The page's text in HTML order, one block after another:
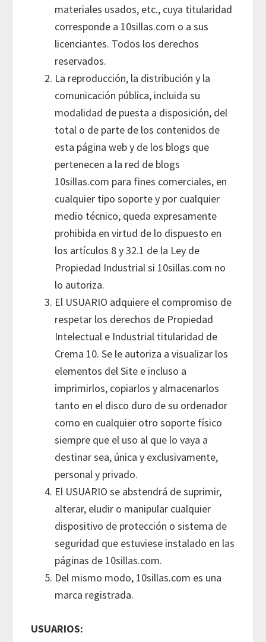
materiales usados, etc., cuya titularidad
corresponde a 10sillas.com o a sus
licenciantes. Todos los derechos
reservados.
La reproducción, la distribución y la
comunicación pública, incluida su
modalidad de puesta a disposición, del
total o de parte de los contenidos de
esta página web y de los blogs que
pertenecen a la red de blogs
10sillas.com para fines comerciales, en
cualquier tipo soporte y por cualquier
medio técnico, queda expresamente
prohibida en virtud de lo dispuesto en
los artículos 8 y 32.1 de la Ley de
Propiedad Industrial si 10sillas.com no
lo autoriza.
El USUARIO adquiere el compromiso de
respetar los derechos de Propiedad
Intelectual e Industrial titularidad de
Crema 10. Se le autoriza a visualizar los
elementos del Site e incluso a
imprimirlos, copiarlos y almacenarlos
tanto en el disco duro de su ordenador
como en cualquier otro soporte físico
siempre que el uso al que lo vaya a
destinar sea, única y exclusivamente,
personal y privado.
El USUARIO se abstendrá de suprimir,
alterar, eludir o manipular cualquier
dispositivo de protección o sistema de
seguridad que estuviese instalado en las
páginas de 10sillas.com.
Del mismo modo, 10sillas.com es una
marca registrada.
USUARIOS: